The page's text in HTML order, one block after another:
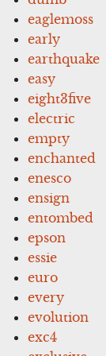
eaglemoss
early
earthquake
easy
eight3five
electric
empty
enchanted
enesco
ensign
entombed
epson
essie
euro
every
evolution
exc4